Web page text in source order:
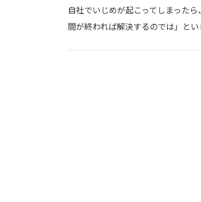
自社でいじめが起こってしまった
間が終われば解決するのでは」と